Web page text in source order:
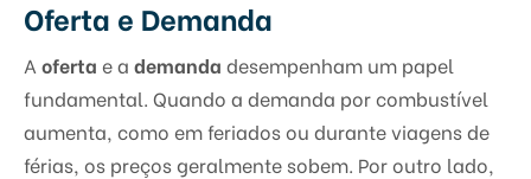
Oferta e Demanda
A oferta e a demanda desempenham um papel
fundamental. Quando a demanda por combustível
aumenta, como em feriados ou durante viagens de
férias, os preços geralmente sobem. Por outro lado,